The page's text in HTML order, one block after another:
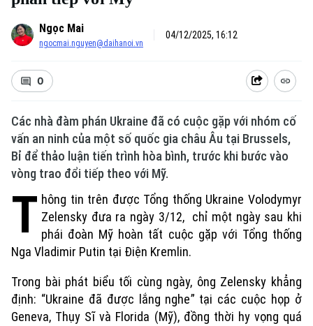
Ngọc Mai
ngocmai.nguyen@daihanoi.vn
04/12/2025, 16:12
0
Các nhà đàm phán Ukraine đã có cuộc gặp với nhóm cố
vấn an ninh của một số quốc gia châu Âu tại Brussels,
Bỉ để thảo luận tiến trình hòa bình, trước khi bước vào
vòng trao đổi tiếp theo với Mỹ.
T hông tin trên được Tổng thống Ukraine Volodymyr
Zelensky đưa ra ngày 3/12, chỉ một ngày sau khi
phái đoàn Mỹ hoàn tất cuộc gặp với Tổng thống
Nga Vladimir Putin tại Điện Kremlin.
Trong bài phát biểu tối cùng ngày, ông Zelensky khẳng
định: “Ukraine đã được lắng nghe” tại các cuộc họp ở
Geneva, Thụy Sĩ và Florida (Mỹ), đồng thời hy vọng quá